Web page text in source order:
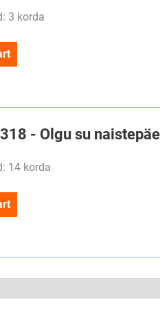
3 korda
- Olgu su
14 korda